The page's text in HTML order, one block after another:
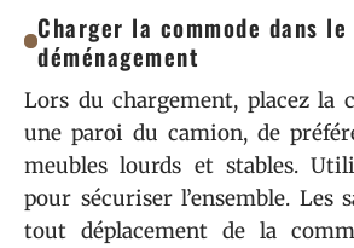
Charger la commode dans
déménagement
Lors du chargement, placez la
une paroi du camion, de
meubles lourds et stables.
pour sécuriser l’ensemble. Les
tout déplacement de la